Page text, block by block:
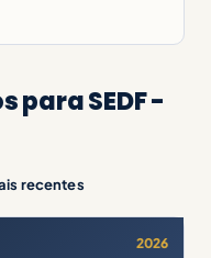
para SEDF -
recentes
2026